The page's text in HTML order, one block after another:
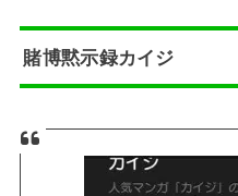
賭博黙示録カイジ